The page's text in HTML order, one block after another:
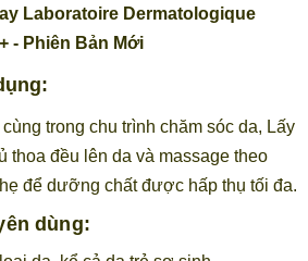
Laboratoire Dermatologique
- Phiên Bản Mới
trong chu trình chăm sóc da, Lấy
thoa đều lên da và massage theo
để dưỡng chất được hấp thụ tối đa.
dùng: